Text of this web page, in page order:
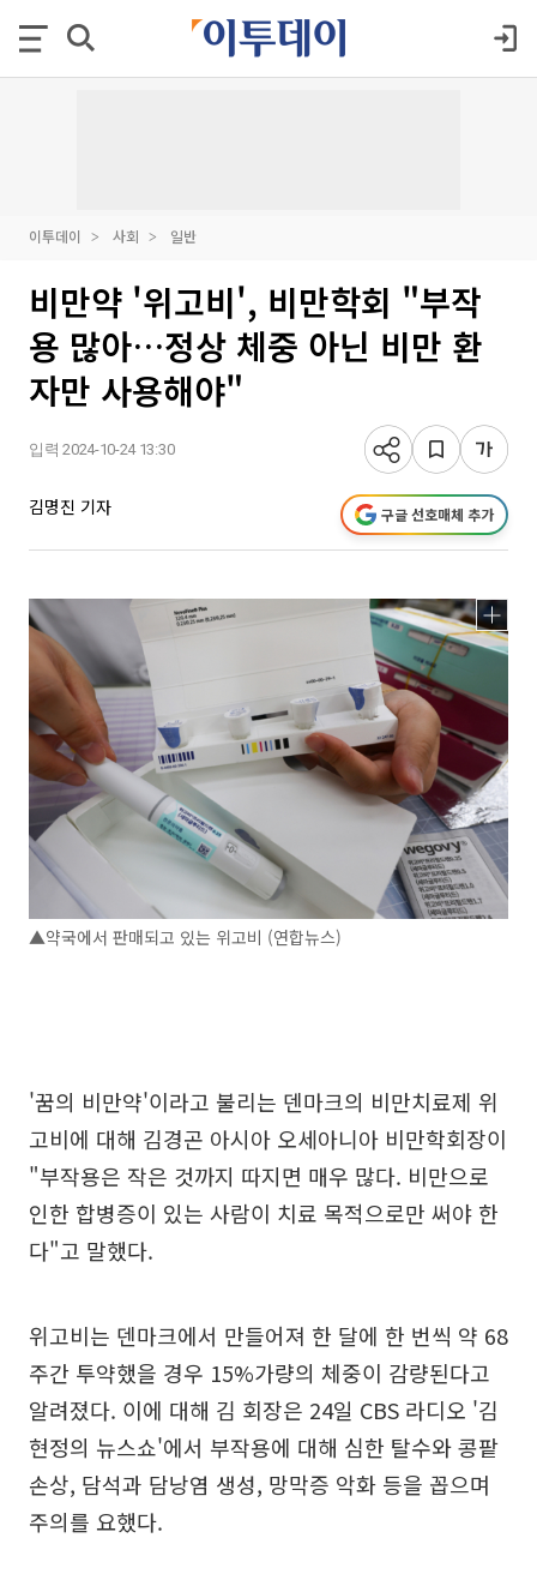
이투데이 사회 일반
비만약 '위고비', 비만학회 "부작
용 많아…정상 체중 아닌 비만 환
자만 사용해야"
입력 2024-10-24 13:30
김명진 기자 구글 선호매체 추가
▲약국에서 판매되고 있는 위고비 (연합뉴스)
'꿈의 비만약'이라고 불리는 덴마크의 비만치료제 위
고비에 대해 김경곤 아시아 오세아니아 비만학회장이
"부작용은 작은 것까지 따지면 매우 많다. 비만으로
인한 합병증이 있는 사람이 치료 목적으로만 써야 한
다"고 말했다.
위고비는 덴마크에서 만들어져 한 달에 한 번씩 약 68
주간 투약했을 경우 15%가량의 체중이 감량된다고
알려졌다. 이에 대해 김 회장은 24일 CBS 라디오 '김
현정의 뉴스쇼'에서 부작용에 대해 심한 탈수와 콩팥
손상, 담석과 담낭염 생성, 망막증 악화 등을 꼽으며
주의를 요했다.